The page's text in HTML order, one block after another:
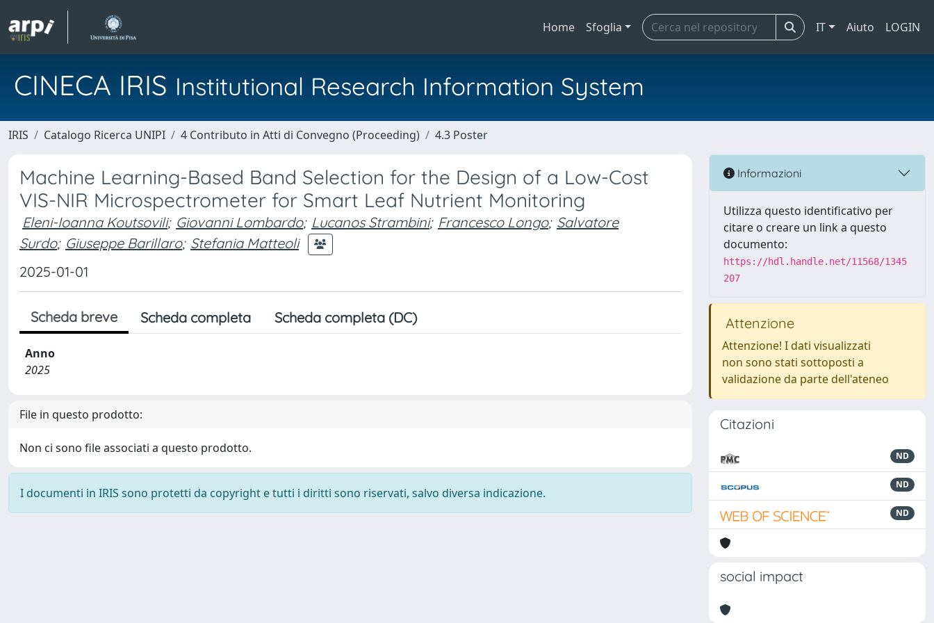
Home Sfoglia IT Aiuto LOGIN
CINECA IRIS Institutional Research Information System
IRIS Catalogo Ricerca UNIPI 4 Contributo in Atti di Convegno (Proceeding) 4.3 Poster
Machine Learning-Based Band Selection for the Design of a Low-Cost
VIS-NIR Microspectrometer for Smart Leaf Nutrient Monitoring
Eleni-Ioanna Koutsovili; Giovanni Lombardo; Lucanos Strambini; Francesco Longo; Salvatore
Surdo; Giuseppe Barillaro; Stefania Matteoli
2025-01-01
Scheda breve Scheda completa Scheda completa (DC)
Anno
2025
File in questo prodotto:
Non ci sono file associati a questo prodotto.
I documenti in IRIS sono protetti da copyright e tutti i diritti sono riservati, salvo diversa indicazione.
Informazioni
Utilizza questo identificativo per
citare o creare un link a questo
documento:
https://hdl.handle.net/11568/1345
207
Attenzione
Attenzione! I dati visualizzati
non sono stati sottoposti a
validazione da parte dell'ateneo
Citazioni
ND
ND
ND
social impact